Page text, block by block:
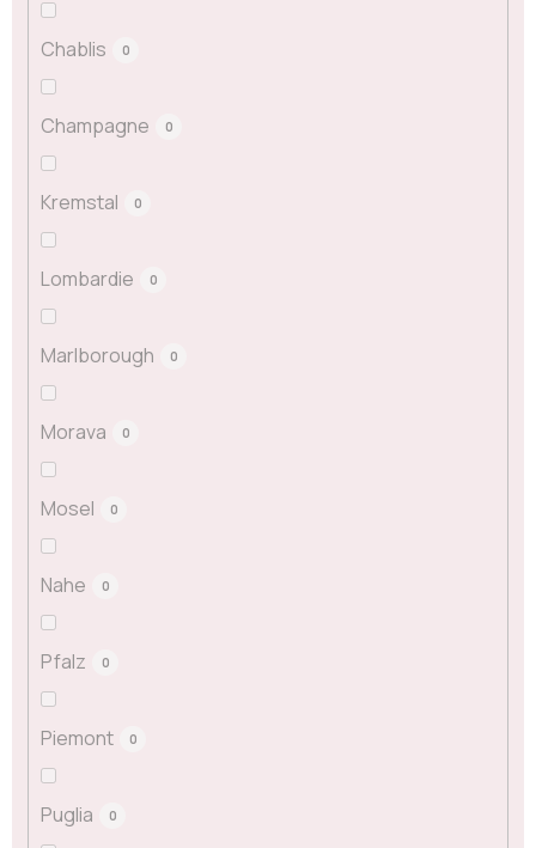
Chablis 0
Champagne 0
Kremstal 0
Lombardie 0
Marlborough 0
Morava 0
Mosel 0
Nahe 0
Pfalz 0
Piemont 0
Puglia 0